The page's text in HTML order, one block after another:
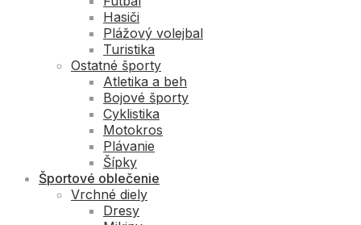
Hasiči
Plážový volejbal
Turistika
Ostatné športy
Atletika a beh
Bojové športy
Cyklistika
Motokros
Plávanie
Šípky
Športové oblečenie
Vrchné diely
Dresy